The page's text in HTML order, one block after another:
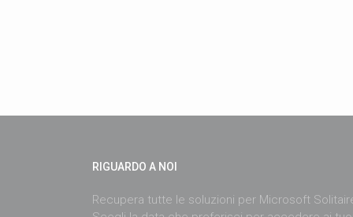
RIGUARDO A NOI
Recupera tutte le soluzioni per Microsoft